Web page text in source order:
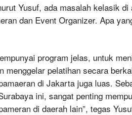
Yusuf, ada masalah kelasik
dan Event Organizer. Apa
program jelas, untuk
menggelar pelatihan secara
di Jakarta juga luas.
ini, sangat penting
di daerah lain”, tegas